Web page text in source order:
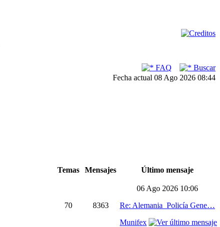
FAQ
Buscar
Fecha actual 08 Ago 2026 08:44
Temas Mensajes
Último mensaje
70 8363
06 Ago 2026 10:06
Re: Alemania_Policía Gene…
Munifex